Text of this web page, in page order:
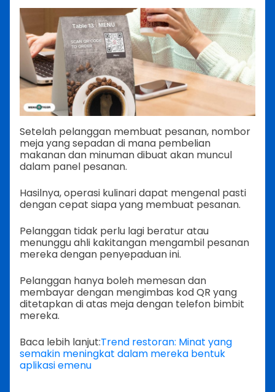
Setelah pelanggan membuat pesanan, nombor
meja yang sepadan di mana pembelian
makanan dan minuman dibuat akan muncul
dalam panel pesanan.
Hasilnya, operasi kulinari dapat mengenal pasti
dengan cepat siapa yang membuat pesanan.
Pelanggan tidak perlu lagi beratur atau
menunggu ahli kakitangan mengambil pesanan
mereka dengan penyepaduan ini.
Pelanggan hanya boleh memesan dan
membayar dengan mengimbas kod QR yang
ditetapkan di atas meja dengan telefon bimbit
mereka.
Baca lebih lanjut:Trend restoran: Minat yang
semakin meningkat dalam mereka bentuk
aplikasi emenu